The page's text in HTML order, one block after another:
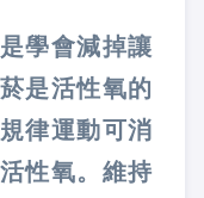
學會減掉讓
是活性氧的
律運動可消
性氧。維持